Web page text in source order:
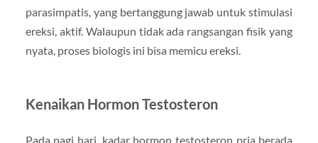
parasimpatis, yang bertanggung jawab untuk stimulasi
ereksi, aktif. Walaupun tidak ada rangsangan fisik yang
nyata, proses biologis ini bisa memicu ereksi.
Kenaikan Hormon Testosteron
Pada pagi hari, kadar hormon testosteron pria berada